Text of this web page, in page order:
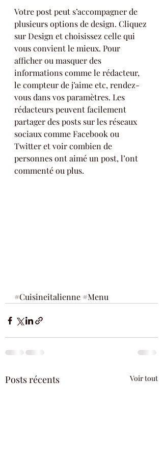
Votre post peut s’accompagner de
plusieurs options de design. Cliquez
sur Design et choisissez celle qui
vous convient le mieux. Pour
afficher ou masquer des
informations comme le rédacteur,
le compteur de j’aime etc, rendez-
vous dans vos paramètres. Les
rédacteurs peuvent facilement
partager des posts sur les réseaux
sociaux comme Facebook ou
Twitter et voir combien de
personnes ont aimé un post, l’ont
commenté ou plus.
#Cuisineitalienne #Menu
Posts récents Voir tout